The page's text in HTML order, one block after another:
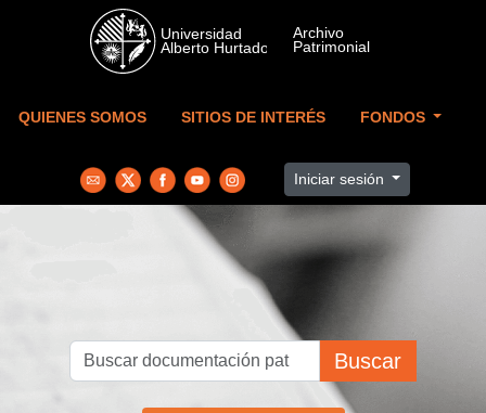
Skip to main content
QUIENES SOMOS SITIOS DE INTERÉS FONDOS
Iniciar sesión
Buscar